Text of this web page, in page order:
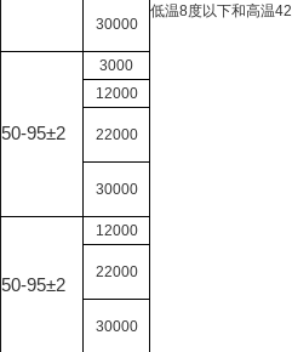
低温8度以下和高温42
30000
50-95±2
3000
12000
22000
30000
50-95±2
12000
22000
30000